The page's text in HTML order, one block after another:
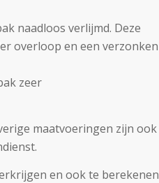
naadloos verlijmd. Deze
overloop en een verzonken
zeer
maatvoeringen zijn ook
en ook te berekenen